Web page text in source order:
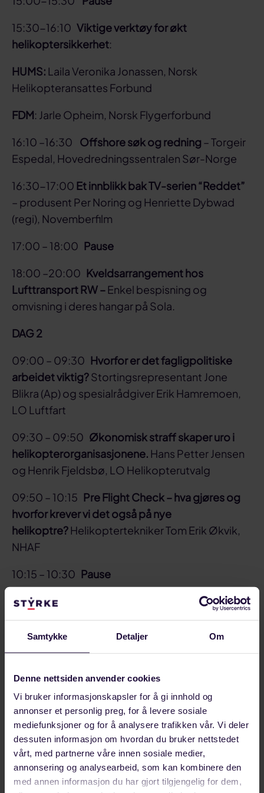
Samtykke Detaljer Om
Denne nettsiden anvender cookies
Vi bruker informasjonskapsler for å gi innhold og
annonser et personlig preg, for å levere sosiale
mediefunksjoner og for å analysere trafikken vår. Vi deler
dessuten informasjon om hvordan du bruker nettstedet
vårt, med partnerne våre innen sosiale medier,
annonsering og analysearbeid, som kan kombinere den
med annen informasjon du har gjort tilgjengelig for dem,
15:30-16:10 Viktige verktøy for økt
helikoptersikkerhet:
HUMS: Laila Veronika Jonassen, Norsk
Helikopteransattes Forbund
FDM: Jarle Opheim, Norsk Flygerforbund
16:10 –16:30 Offshore søk og redning – Torgeir
Espedal, Hovedredningssentralen Sør-Norge
16:30-17:00 Et innblikk bak TV-serien “Reddet”
– produsent Per Noring og Henriette Dybwad
(regi), Novemberfilm
17:00 – 18:00 Pause
18:00 –20:00 Kveldsarrangement hos
Lufttransport RW –Enkel bespisning og
omvisning i deres hangar på Sola.
DAG 2
09:00 – 09:30 Hvorfor er det fagligpolitiske
arbeidet viktig?Stortingsrepresentant Jone
Blikra (Ap) og spesialrådgiver Erik Hamremoen,
LO Luftfart
09:30 – 09:50 Økonomisk straff skaper uro i
helikopterorganisasjonene. Hans Petter Jensen
og Henrik Fjeldsbø, LO Helikopterutvalg
09:50 – 10:15 Pre Flight Check – hva gjøres og
hvorfor krever vi det også på nye
helikoptre?Helikoptertekniker Tom Erik Økvik,
NHAF
10:15 – 10:30 Pause
10:30 – 10:50
Støyproblemer med de nye
helikoptrene –Terje Werner Hansen,
sokkelforeningen Styrke i Equinor
med innfasing av AW-helikoptre så langt –
Ingeborg Frilstad, HVO FPL, Styrke Equinor
10:10 – 11:30Granskningen av SAR-
helikopterulykken utenfor Sotra,
undersøkelsesleder Gjermund Kjerkreit, Statens
havarikommisjon